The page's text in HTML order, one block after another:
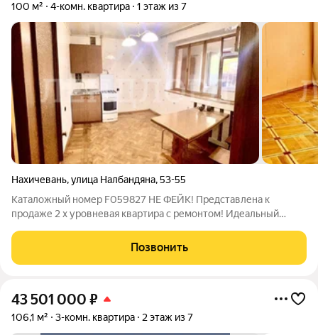
100 м² 4-комн. квартира 1 этаж из 7
Нахичевань,улица Налбандяна,53-55
Каталожный номер F059827 НЕ ФЕЙК! Представлена к
продаже 2 х уровневая квартира с ремонтом! Идеальный
обременений Компанией предоставляется гарантия
безопасности сделки. Документы готовы к
Позвонить
43 501 000 ₽
106,1 м² 3-комн. квартира 2 этаж из 7